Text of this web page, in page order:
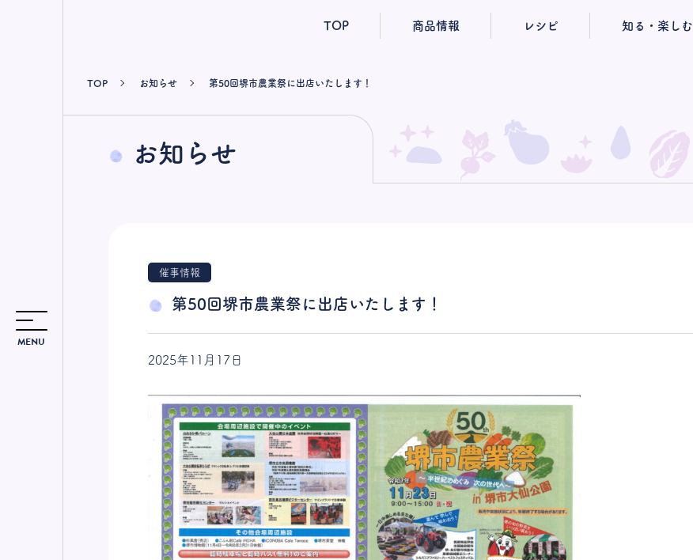
MENU
TOP 商品情報 レシピ 知る・楽しむ
TOP お知らせ 第50回堺市農業祭に出店いたします！
お知らせ
催事情報
第50回堺市農業祭に出店いたします！
2025年11月17日